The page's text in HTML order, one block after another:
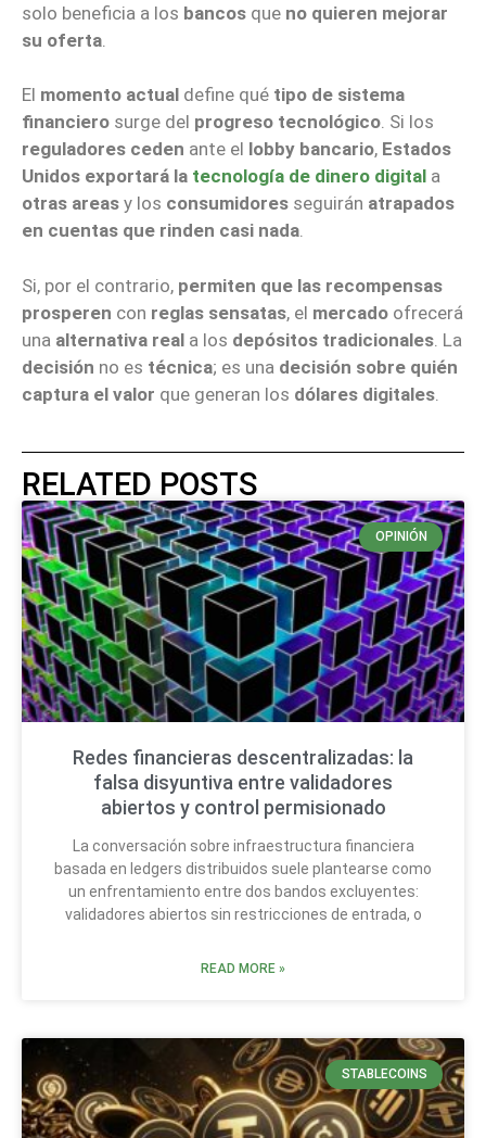
solo beneficia a los bancos que no quieren mejorar
su oferta
El momento actual define qué tipo de sistema
financiero surge del progreso tecnológico. Si los
reguladores ceden ante el lobby bancario, Estados
Unidos exportará la tecnología de dinero digital a
otras areas y los consumidores seguirán atrapados
en cuentas que rinden casi nada.
Si, por el contrario, permiten que las recompensas
prosperen con reglas sensatas, el mercado ofrecerá
una alternativa real a los depósitos tradicionales . La
decisión no es técnica; es una decisión sobre quién
captura el valor que generan los dólares digitales
RELATED POSTS
OPINIÓN
Redes financieras descentralizadas: la
falsa disyuntiva entre validadores
abiertos y control permisionado
La conversación sobre infraestructura financiera
basada en ledgers distribuidos suele plantearse como
un enfrentamiento entre dos bandos excluyentes:
validadores abiertos sin restricciones de entrada, o
READ MORE »
STABLECOINS